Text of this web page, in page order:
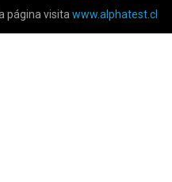
página visita www.alphatest.cl